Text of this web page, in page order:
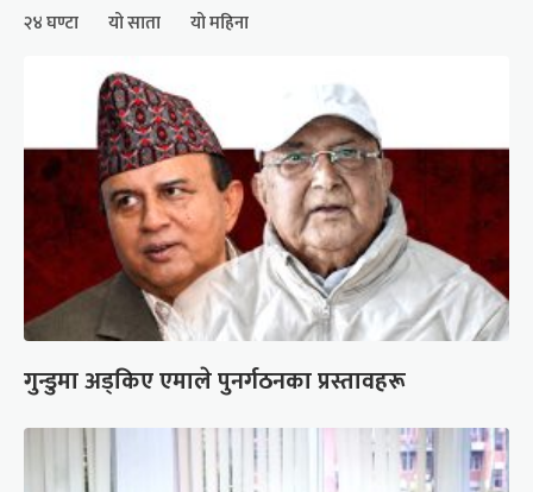
२४ घण्टा यो साता यो महिना
गुन्डुमा अड्किए एमाले पुनर्गठनका प्रस्तावहरू